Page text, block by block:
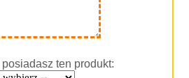
ten produkt: